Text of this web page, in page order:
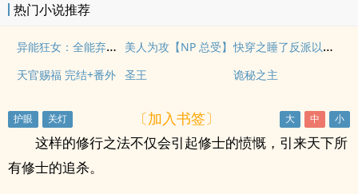
热门小说推荐
异能狂女：全能弃妃要修仙 美人为攻【NP 总受】 快穿之睡了反派以后（H）
天官赐福 完结+番外 圣王 诡秘之主
〔加入书签〕
这样的修行之法不仅会引起修士的愤慨，引来天下所
有修士的追杀。